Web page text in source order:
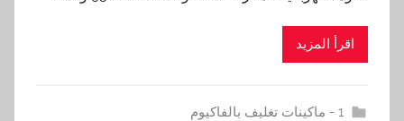
اقرأ المزيد
1 - ماكينات تغليف بالفاكيوم